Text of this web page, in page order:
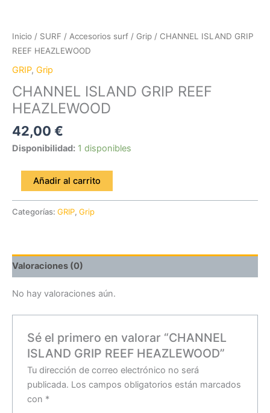
Inicio / SURF / Accesorios surf / Grip / CHANNEL ISLAND GRIP
REEF HEAZLEWOOD
GRIP, Grip
CHANNEL ISLAND GRIP REEF
HEAZLEWOOD
42,00 €
Disponibilidad: 1 disponibles
Añadir al carrito
Categorías: GRIP, Grip
Valoraciones (0)
No hay valoraciones aún.
Sé el primero en valorar “CHANNEL
ISLAND GRIP REEF HEAZLEWOOD”
Tu dirección de correo electrónico no será
publicada. Los campos obligatorios están marcados
con *